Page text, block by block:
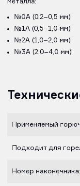
№0А (0,2–0,5 мм)
№1А (0,5–1,0 мм)
№2А (1,0–2,0 мм)
№3А (2,0–4,0 мм)
Применяемый
Подходит для
Номер наконечника: